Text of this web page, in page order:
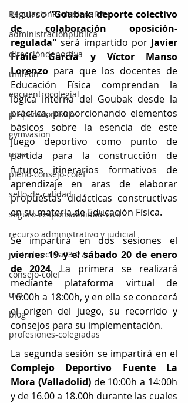
RegulacionProfesionalYA
administraciónpública
direccióndeportiva
unileon
encuentrocolegial
preparadorfísico
gymvasion
upsa
pleno-consejo-colef
sello-de-calidad
seguro-responsabilidad-civil
recurso administrativo y judicial
juntadirectiva23-27
consejo-colef
uva
blog
profesiones-colegiadas
El curso "Goubak: deporte colectivo
de colaboración oposición-
regulada" será impartido por Javier
Fraile García y Víctor Manso
Lorenzo para que los docentes de
Educación Física comprendan la
lógica interna del Goubak desde la
práctica, proporcionando elementos
básicos sobre la esencia de este
juego deportivo como punto de
partida para la construcción de
futuros itinerarios formativos de
aprendizaje en aras de elaborar
propuestas didácticas constructivas
en su materia de Educación Física.
viernes 19 y el sábado 20 de enero
de 2024. La primera se realizará
mediante plataforma virtual de
16:00h a 18:00h, y en ella se conocerá
el origen del juego, su recorrido y
consejos para su implementación.
Complejo Deportivo Fuente La
Mora (Valladolid) de 10:00h a 14:00h
y de 16.00 a 18.00h durante las cuales